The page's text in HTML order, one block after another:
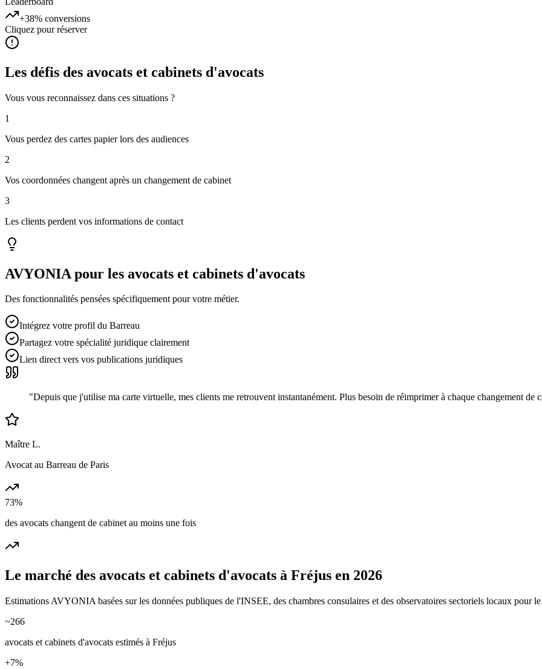
+38% conversions
Cliquez pour réserver
Les défis des avocats et cabinets d'avocats
Vous vous reconnaissez dans ces situations ?
1
Vous perdez des cartes papier lors des audiences
2
Vos coordonnées changent après un changement de cabinet
3
Les clients perdent vos informations de contact
AVYONIA pour les avocats et cabinets d'avocats
Des fonctionnalités pensées spécifiquement pour votre métier.
Intégrez votre profil du Barreau
Partagez votre spécialité juridique clairement
Lien direct vers vos publications juridiques
"Depuis que j'utilise ma carte virtuelle, mes clients me retrouvent instantanément. Plus besoin de réimprimer à chaque changement de
Maître L.
Avocat au Barreau de Paris
73%
des avocats changent de cabinet au moins une fois
Le marché des avocats et cabinets d'avocats à Fréjus en 2026
Estimations AVYONIA basées sur les données publiques de l'INSEE, des chambres consulaires et des observatoires sectoriels locaux pour
~266
avocats et cabinets d'avocats estimés à Fréjus
+7%